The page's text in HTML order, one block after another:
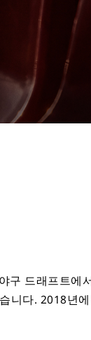
구 드래프트에
니다. 2018년